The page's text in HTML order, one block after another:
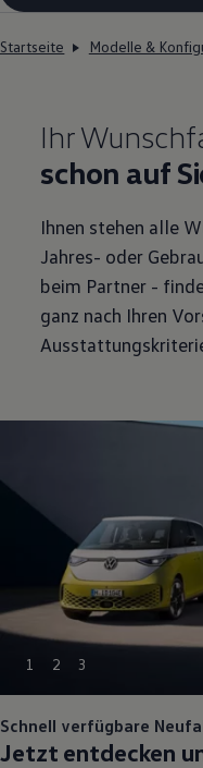
Startseite Modelle &
Ihr
schon auf
Ihnen stehen alle
Jahres- oder
beim Partner -
ganz nach Ihren
1 2 3
Schnell verfügbare
Jetzt entdecken